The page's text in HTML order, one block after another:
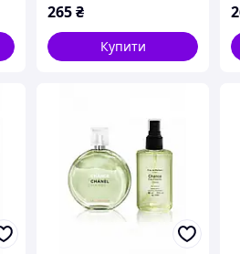
265₴
Купити